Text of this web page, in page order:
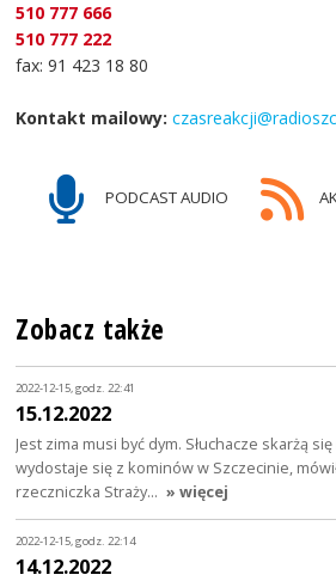
510 777 666
510 777 222
fax: 91 423 18 80
Kontakt mailowy:
PODCAST AUDIO
Zobacz także
2022-12-15, godz. 22:41
15.12.2022
Jest zima musi być dym. Słuchacze skarżą
wydostaje się z kominów w Szczecinie,
rzeczniczka Straży… » więcej
2022-12-15, godz. 22:14
14.12.2022